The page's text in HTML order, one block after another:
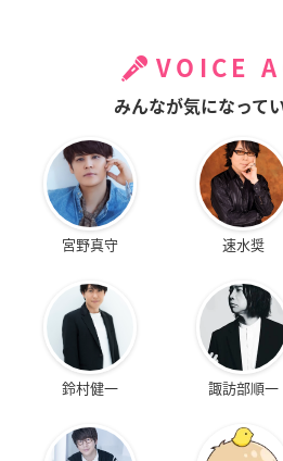
VOICE
みんなが気になって
宮野真守 速水奨
鈴村健一 諏訪部順一